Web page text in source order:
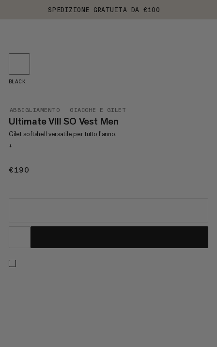
SPEDIZIONE GRATUITA DA €100
ABBIGLIAMENTO GIACCHE E GILET
Ultimate VIII SO Vest Men
Gilet softshell versatile per tutto l'anno.
+
€190
BLACK